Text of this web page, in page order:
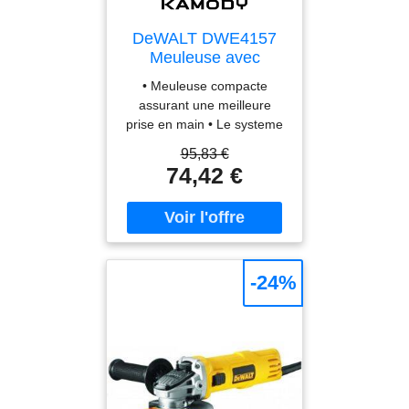
DeWALT DWE4157
Meuleuse avec
redémarrage
(900W/125mm)
• Meuleuse compacte
assurant une meilleure
prise en main • Le systeme
machine de redémarrer
accidentellement apres une
coupure de courant • L
interrupteur doit etre remis
en position initiale avant de
pouvoir redémarrer le
moteur • Conception
démarrage progressif offre
plus de sécurité et un
meilleur contrôle a l
95,83 €
74,42 €
-24%